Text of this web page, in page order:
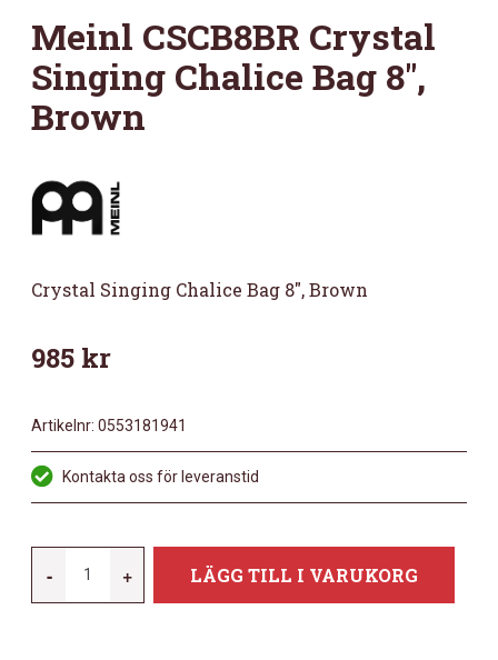
Meinl CSCB8BR Crystal
Singing Chalice Bag 8″,
Brown
Crystal Singing Chalice Bag 8″, Brown
985 kr
Artikelnr: 0553181941
Kontakta oss för leveranstid
-
CSCB8BR
+ LÄGG TILL I VARUKORG